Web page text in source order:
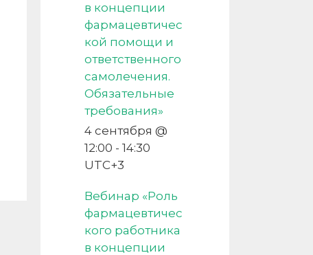
в концепции
фармацевтичес
кой помощи и
ответственного
самолечения.
Обязательные
требования»
4 сентября @
12:00 - 14:30
UTC+3
Вебинар «Роль
фармацевтичес
кого работника
в концепции